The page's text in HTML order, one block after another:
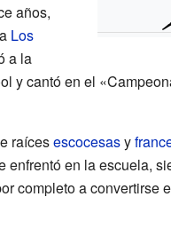
años,
Los
a la
y cantó en el
raícesescocesasy
enfrentó en la escuela,
completo a convertirse